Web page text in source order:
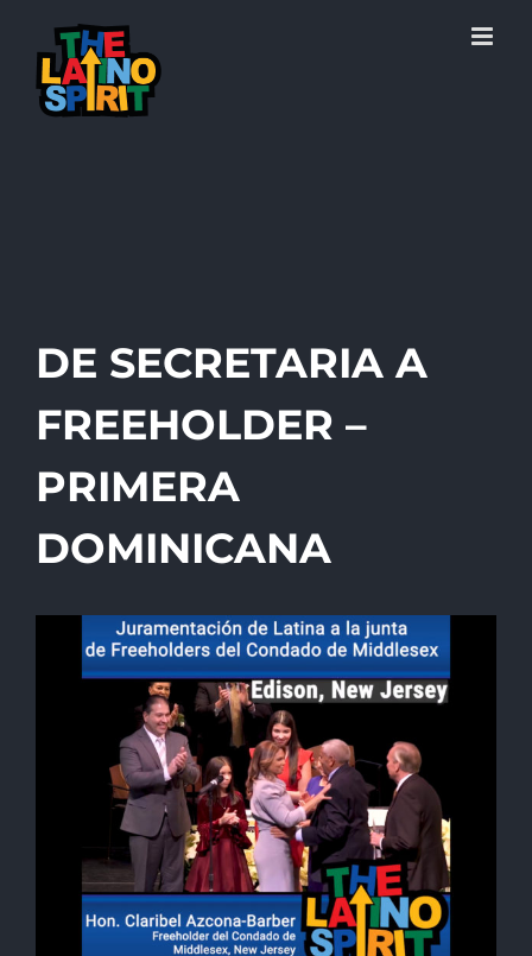
content
DE SECRETARIA A
FREEHOLDER –
PRIMERA
DOMINICANA